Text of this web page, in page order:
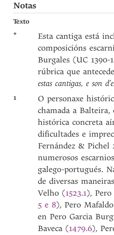
Notas
Texto
*
Esta cantiga está
composicións
Burgales (UC
rúbrica que
estas cantigas, e son
1
O personaxe
chamada a
histórica concreta
dificultades e
Fernández & Pichel
numerosos
galego-portugués.
de diversas
Velho (1523.1),
5 e 8), Pero
en Pero Garcia
Baveca (1479.6),